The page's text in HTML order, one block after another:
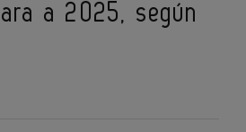
a 2025, según